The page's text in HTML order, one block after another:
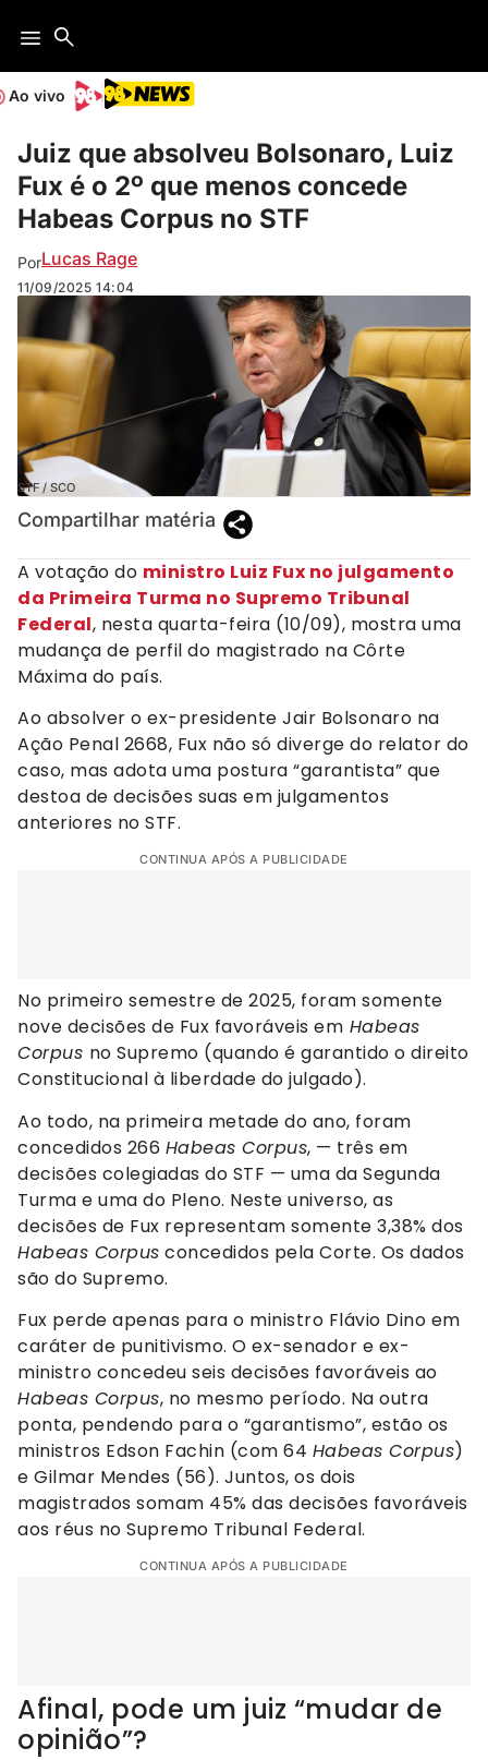
Ao vivo
Juiz que absolveu Bolsonaro, Luiz
Fux é o 2º que menos concede
Habeas Corpus no STF
PorLucas Rage
11/09/2025 14:04
STF / SCO
Compartilhar matéria
A votação do ministro Luiz Fux no julgamento
da Primeira Turma no Supremo Tribunal
Federal, nesta quarta-feira (10/09), mostra uma
mudança de perfil do magistrado na Côrte
Máxima do país.
Ao absolver o ex-presidente Jair Bolsonaro na
Ação Penal 2668, Fux não só diverge do relator do
caso, mas adota uma postura “garantista” que
destoa de decisões suas em julgamentos
anteriores no STF.
CONTINUA APÓS A PUBLICIDADE
No primeiro semestre de 2025, foram somente
nove decisões de Fux favoráveis em Habeas
Corpus no Supremo (quando é garantido o direito
Constitucional à liberdade do julgado).
Ao todo, na primeira metade do ano, foram
concedidos 266 Habeas Corpus, — três em
decisões colegiadas do STF — uma da Segunda
Turma e uma do Pleno. Neste universo, as
decisões de Fux representam somente 3,38% dos
Habeas Corpus concedidos pela Corte. Os dados
são do Supremo.
Fux perde apenas para o ministro Flávio Dino em
caráter de punitivismo. O ex-senador e ex-
ministro concedeu seis decisões favoráveis ao
Habeas Corpus, no mesmo período. Na outra
ponta, pendendo para o “garantismo”, estão os
ministros Edson Fachin (com 64 Habeas Corpus)
e Gilmar Mendes (56). Juntos, os dois
magistrados somam 45% das decisões favoráveis
aos réus no Supremo Tribunal Federal.
CONTINUA APÓS A PUBLICIDADE
Afinal, pode um juiz “mudar de
opinião”?